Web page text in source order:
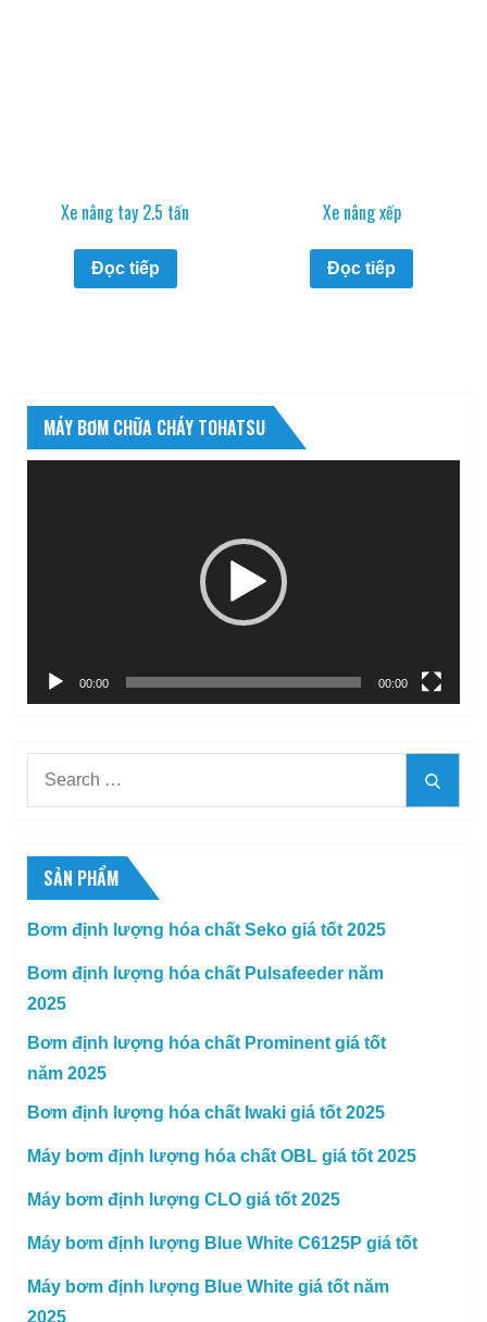
Xe nâng tay 2.5 tấn
Đọc tiếp
Xe nâng xếp
Đọc tiếp
MÁY BƠM CHỮA CHÁY TOHATSU
00:00 00:00
SẢN PHẨM
Bơm định lượng hóa chất Seko giá tốt 2025
Bơm định lượng hóa chất Pulsafeeder năm
2025
Bơm định lượng hóa chất Prominent giá tốt
năm 2025
Bơm định lượng hóa chất Iwaki giá tốt 2025
Máy bơm định lượng hóa chất OBL giá tốt 2025
Máy bơm định lượng CLO giá tốt 2025
Máy bơm định lượng Blue White C6125P giá tốt
Máy bơm định lượng Blue White giá tốt năm
2025